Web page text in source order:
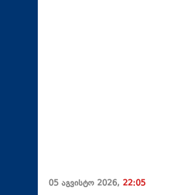
05 აგვისტო 2026, 22:05